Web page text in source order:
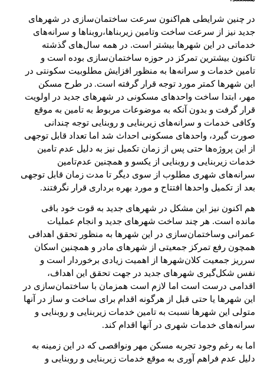
در چنین شرایطی هم‌اکنون سرعت ساختمان‌سازی در شهرهای
جدید نیز از سرعت ساخت وتامین زیربناها،روبناها و سرانه‌های
خدماتی در این شهرها بیشتر است. در همه سال‌های گذشته
تاکنون بیشترین تمرکز در حوزه ساختمان‌سازی بوده است و
تامین خدمات و سرانه‌ها به منظور افزایش مطلوبیت سکونتی در
این شهرها کمتر مورد توجه قرار گرفته است. در طرح مسکن
مهر، ابتدا ساخت واحدهای مسکونی در شهرهای جدید در اولویت
قرار گرفت و بدون آنکه به موضوعات مربوط به تامین به موقع
وکافی خدمات و سرانه‌های زیربنایی و روبنایی توجه چندانی
صورت گیرد، واحدهای مسکونی احداث شد اما تعداد قابل توجهی
از این پروژه‌ها حتی پس از زمان تکمیل نیز به دلیل عدم تامین
خدمات زیربنایی و روبنایی از یکسو و همچنین عدم‌تامین
سرانه‌های شهری مطلوب از سوی دیگر تا مدت زمان قابل توجهی
بعد از تکمیل واحدها افتتاح و مورد بهره برداری قرار نگرفتند.
هم اکنون نیز این مشکل در شهرهای جدید به قوت خود باقی
مانده است. هر چند ساخت شهرهای جدید و انجام عملیات
عمرانی وساختمان‌سازی در این شهرها به منظور تحقق اهدافی
همچون رفع تمرکز جمعیتی از شهرهای مادر و همچنین اسکان
سرریز جمعیت کلان‌شهرها از اهمیت زیادی برخوردار است و
نفس شکل‌گیری شهرهای جدید در جهت تحقق این اهداف،
اقدامی درست است اما لازم است همزمان با ساختمان‌سازی در
این شهرها یا حتی قبل از هرگونه اقدام برای ساخت و ساز در آنها
متولی این شهرها نسبت به تامین خدمات زیربنایی و روبنایی و
سرانه‌های خدمات شهری در آنها اقدام کند.
اما به رغم وجود تجربه مسکن مهر ونواقصی که در این زمینه به
دلیل عدم فراهم آوری به موقع خدمات زیربنایی و روبنایی و